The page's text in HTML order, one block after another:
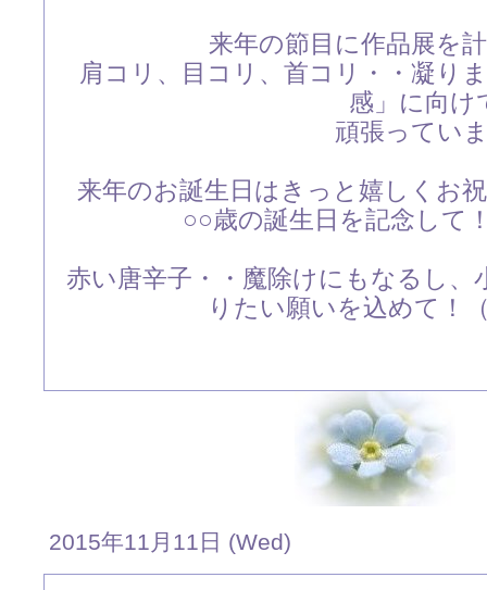
来年の節目に作品展を
肩コリ、目コリ、首コリ・・凝り
感」に向け
頑張ってい
来年のお誕生日はきっと嬉しくお
○○歳の誕生日を記念して
赤い唐辛子・・魔除けにもなるし
りたい願いを込めて！
2015年11月11日 (Wed)